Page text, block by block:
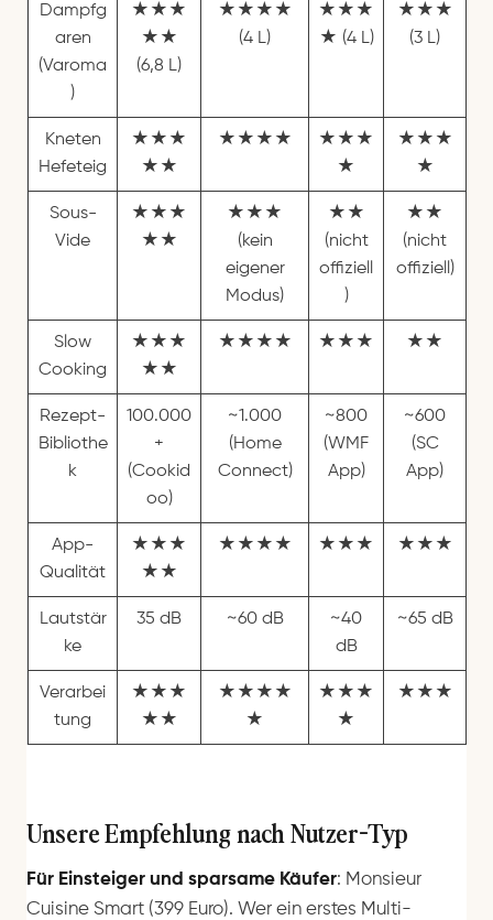
Dampfg
aren
(Varoma
)
★★★
★★
(6,8 L)
★★★★
(4 L)
★★★
★ (4 L)
★★★
(3 L)
Kneten
Hefeteig
★★★
★★
★★★★
★★★
★
★★★
★
Sous-
Vide
★★★
★★
★★★
(kein
eigener
Modus)
★★
(nicht
offiziell
)
★★
(nicht
offiziell)
Slow
Cooking
★★★
★★
★★★★ ★★★ ★★
Rezept-
Bibliothe
k
100.000
+
(Cookid
oo)
~1.000
(Home
Connect)
~800
(WMF
App)
~600
(SC
App)
App-
Qualität
★★★
★★
★★★★ ★★★ ★★★
Lautstär
ke
35 dB ~60 dB
~40
dB
~65 dB
Verarbei
tung
★★★
★★
★★★★
★
★★★
★
★★★
Unsere Empfehlung nach Nutzer-Typ
Für Einsteiger und sparsame Käufer: Monsieur
Cuisine Smart (399 Euro). Wer ein erstes Multi-